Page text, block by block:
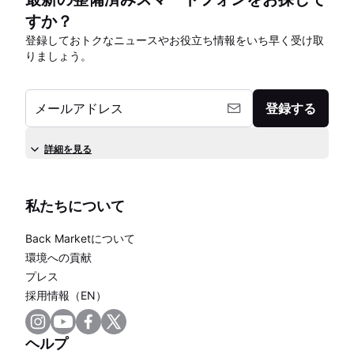
すか？
登録しておトクなニュースやお役立ち情報をいち早く受け取
りましょう。
メールアドレス 登録する
詳細を見る
私たちについて
Back Marketについて
環境への貢献
プレス
採用情報（EN）
ヘルプ